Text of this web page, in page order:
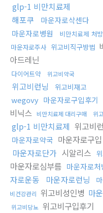
glp-1 비만치료제
해포쿠
마운자로삭센다
마운자로병원
비만치료제 처방
마운자로주사 위고비직구방법
아드레닌
다이어트약 위고비약국
위고비런닝 위고비재고
wegovy 마운자로구입후기
비닉스 비만치료제 대리구매 위
glp-1 비만치료제 위고비
마운자로약국 마운자로구입
마운자로단가 시알리스
마운자로심부름 마운자로처
자로운동
마운자로런닝
비건강관리 위고비성인병 마
위고비당뇨 위고비구입후기